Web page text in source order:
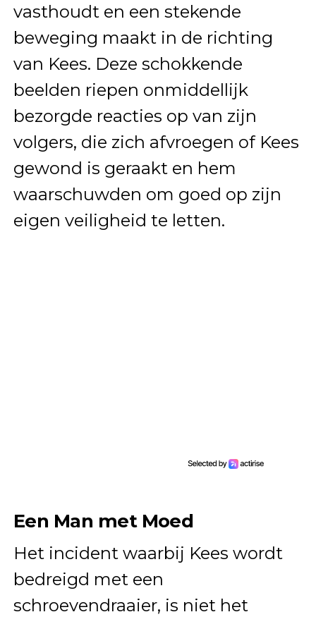
vasthoudt en een stekende
beweging maakt in de richting
van Kees. Deze schokkende
beelden riepen onmiddellijk
bezorgde reacties op van zijn
volgers, die zich afvroegen of Kees
gewond is geraakt en hem
waarschuwden om goed op zijn
eigen veiligheid te letten.
Een Man met Moed
Het incident waarbij Kees wordt
bedreigd met een
schroevendraaier, is niet het